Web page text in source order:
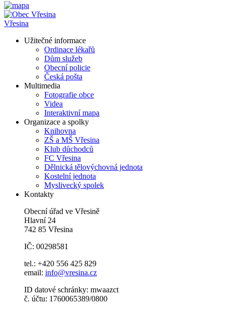
Vřesina
Užitečné informace
Ordinace lékařů
Dům služeb
Obecní policie
Česká pošta
Multimedia
Fotografie obce
Videa
Interaktivní mapa
Organizace a spolky
Knihovna
ZŠ a MŠ Vřesina
Klub důchodců
FC Vřesina
Dělnická tělovýchovná jednota
Kostelní jednota
Myslivecký spolek
Kontakty
Obecní úřad ve Vřesině
Hlavní 24
742 85 Vřesina
IČ: 00298581
tel.: +420 556 425 829
email: info@vresina.cz
ID datové schránky: mwaazct
č. účtu: 1760065389/0800